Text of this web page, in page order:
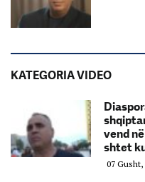
KATEGORIA VIDEO
vend
shtet
07 Gusht,